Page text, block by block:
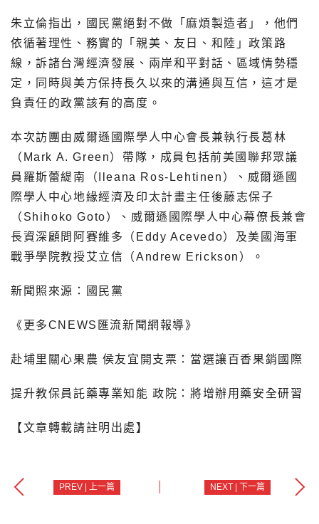
朱立倫指出，國民黨絕對不做「麻煩製造者」，他們
依循著理性、務實的「親美、友日、和陸」政策路
線，訴諸台灣經濟發展、兩岸和平對話、區域情勢穩
定，同時與美方保持長久以來的溝通與互信，這才是
負責任的政黨該有的高度。
本次訪團由威爾遜國際學人中心會長兼執行長葛林
（Mark A. Green）帶隊，成員包括前美國聯邦眾議
員羅斯蕾緹南（Ileana Ros-Lehtinen）、威爾遜國
際學人中心地緣經濟及印太計畫主任後藤志保子
（Shihoko Goto）、威爾遜國際學人中心幕僚長兼會
長資深顧問阿賽維多（Eddy Acevedo）及美國海軍
戰爭學院教授艾立信（Andrew Erickson）。
新聞照來源：國民黨
《更多CNEWS匯流新聞網報導》
赴埔里關心果農 侯友宜開支票：當選讓百香果銷國際
提升教保員託藥專業知能 政院：將增辦用藥安全研習
【文章轉載請註明出處】
PREV | 上一篇 NEXT | 下一篇